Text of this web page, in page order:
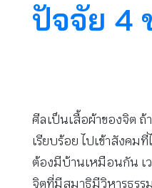
ปัจจัย 4
ศีลเป็นเสื้อผ้าของจิต ถ้
เรียบร้อย ไปเข้าสังค
ต้องมีบ้านเหมือนกัน เ
จิตที่มีสมาธิมีวิหารธร